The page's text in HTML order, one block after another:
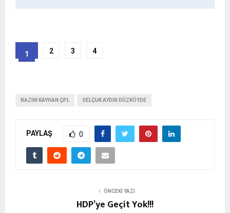
1 2 3 4
NAZIM KAYHAN ÇPL SELÇUK AYDIN DÜZKÖYDE
PAYLAŞ 0
ÖNCEKI YAZI
HDP’ye Geçit Yok!!!